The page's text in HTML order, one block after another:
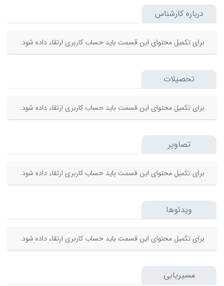
درباره کارشناس
برای تکمیل محتوای این قسمت باید حساب کاربری ارتقاء داده شود.
تحصیلات
برای تکمیل محتوای این قسمت باید حساب کاربری ارتقاء داده شود.
تصاویر
برای تکمیل محتوای این قسمت باید حساب کاربری ارتقاء داده شود.
ویدئوها
برای تکمیل محتوای این قسمت باید حساب کاربری ارتقاء داده شود.
مسیریابی